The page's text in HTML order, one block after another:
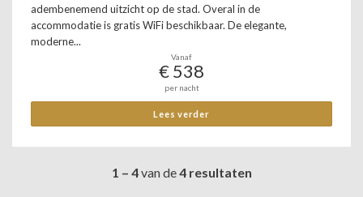
adembenemend uitzicht op de stad. Overal in de
accommodatie is gratis WiFi beschikbaar. De elegante,
moderne...
Vanaf
€ 538
per nacht
Lees verder
1 – 4van de4 resultaten